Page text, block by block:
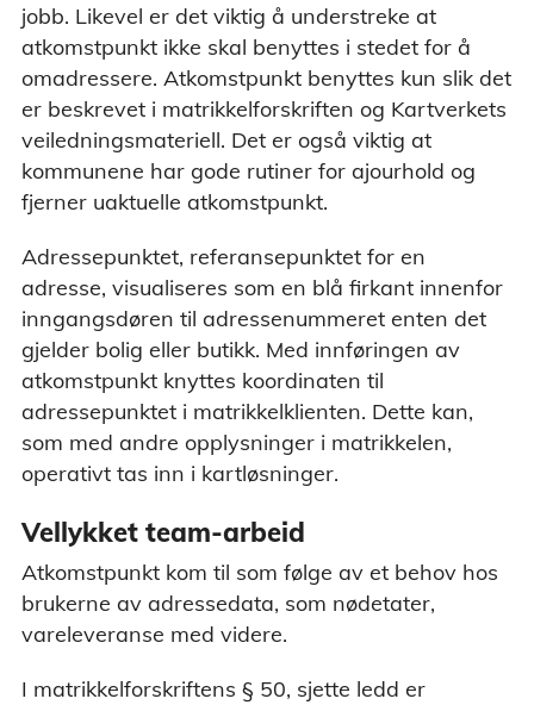
jobb. Likevel er det viktig å understreke at
atkomstpunkt ikke skal benyttes i stedet for å
omadressere. Atkomstpunkt benyttes kun slik det
er beskrevet i matrikkelforskriften og Kartverkets
veiledningsmateriell. Det er også viktig at
kommunene har gode rutiner for ajourhold og
fjerner uaktuelle atkomstpunkt.
Adressepunktet, referansepunktet for en
adresse, visualiseres som en blå firkant innenfor
inngangsdøren til adressenummeret enten det
gjelder bolig eller butikk. Med innføringen av
atkomstpunkt knyttes koordinaten til
adressepunktet i matrikkelklienten. Dette kan,
som med andre opplysninger i matrikkelen,
operativt tas inn i kartløsninger.
Vellykket team-arbeid
Atkomstpunkt kom til som følge av et behov hos
brukerne av adressedata, som nødetater,
vareleveranse med videre.
I matrikkelforskriftens § 50, sjette ledd er